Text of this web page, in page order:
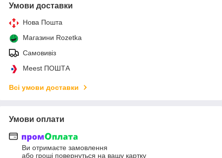
Умови доставки
Нова Пошта
Магазини Rozetka
Самовивіз
Meest ПОШТА
Всі умови доставки
Умови оплати
Ви отримаєте замовлення
або гроші повернуться на вашу картку